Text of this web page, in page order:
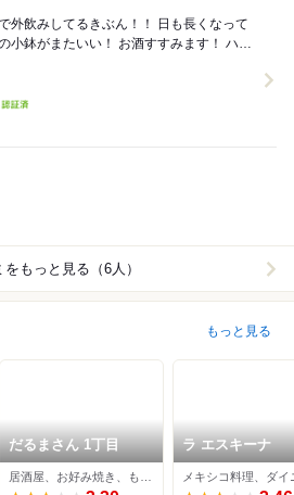
をもっと見る（6人）
もっと見る
だるまさん 1丁目 ラ エスキーナ